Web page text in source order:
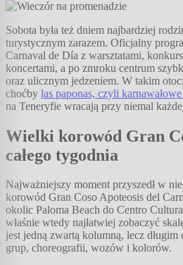
Sobota była też dniem najbardziej
turystycznym zarazem. Oficjalny
Carnaval de Día z warsztatami,
koncertami, a po zmroku centrum
oraz ulicznym jedzeniem. W takim
choćby las paponas, czyli
na Teneryfie wracają przy niemal
Wielki korowód Gran
całego tygodnia
Najważniejszy moment przyszedł w
korowód Gran Coso Apoteosis del
okolic Paloma Beach do Centro
właśnie wtedy najłatwiej zobaczyć
jest jedną zwartą kolumną, lecz
grup, choreografii, wozów i kolorów.